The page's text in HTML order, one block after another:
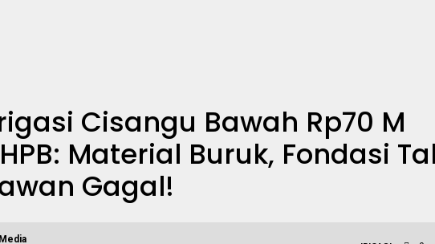
Cisangu Bawah Rp70 M
Material Buruk, Fondasi
Gagal!